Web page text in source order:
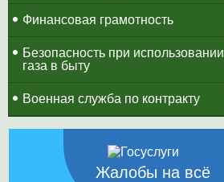
Финансовая грамотность
Безопасность при использовании
газа в быту
Военная служба по контракту
Жалобы на всё